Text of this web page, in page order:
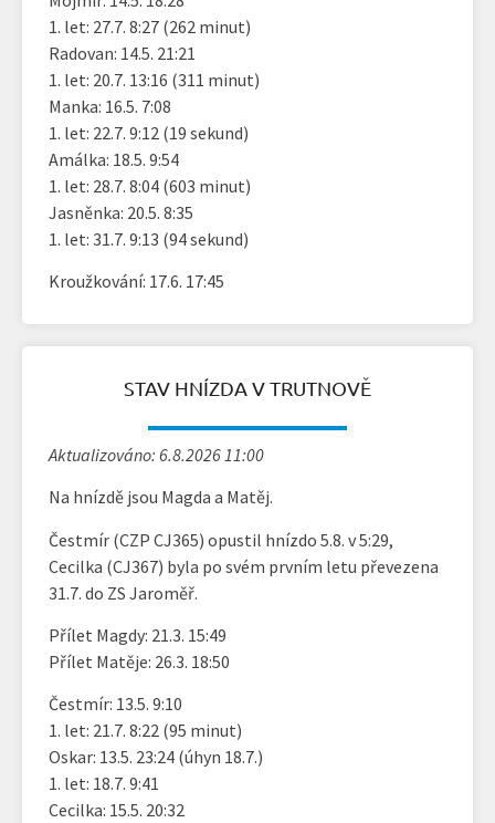
1. let: 27.7. 8:27 (262 minut)
Radovan: 14.5. 21:21
1. let: 20.7. 13:16 (311 minut)
Manka: 16.5. 7:08
1. let: 22.7. 9:12 (19 sekund)
Amálka: 18.5. 9:54
1. let: 28.7. 8:04 (603 minut)
Jasněnka: 20.5. 8:35
1. let: 31.7. 9:13 (94 sekund)
Kroužkování: 17.6. 17:45
STAV HNÍZDA V TRUTNOVĚ
Aktualizováno: 6.8.2026 11:00
Na hnízdě jsou Magda a Matěj.
Čestmír (CZP CJ365) opustil hnízdo 5.8. v 5:29,
Cecilka (CJ367) byla po svém prvním letu převezena
31.7. do ZS Jaroměř.
Přílet Magdy: 21.3. 15:49
Přílet Matěje: 26.3. 18:50
Čestmír: 13.5. 9:10
1. let: 21.7. 8:22 (95 minut)
Oskar: 13.5. 23:24 (úhyn 18.7.)
1. let: 18.7. 9:41
Cecilka: 15.5. 20:32